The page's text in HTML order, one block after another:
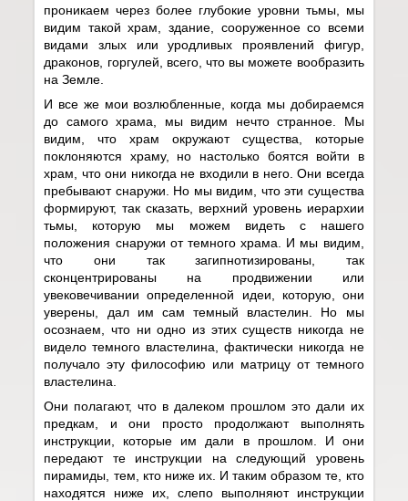
проникаем через более глубокие уровни тьмы, мы
видим такой храм, здание, сооруженное со всеми
видами злых или уродливых проявлений фигур,
драконов, горгулей, всего, что вы можете вообразить
на Земле.
И все же мои возлюбленные, когда мы добираемся
до самого храма, мы видим нечто странное. Мы
видим, что храм окружают существа, которые
поклоняются храму, но настолько боятся войти в
храм, что они никогда не входили в него. Они всегда
пребывают снаружи. Но мы видим, что эти существа
формируют, так сказать, верхний уровень иерархии
тьмы, которую мы можем видеть с нашего
положения снаружи от темного храма. И мы видим,
что они так загипнотизированы, так
сконцентрированы на продвижении или
увековечивании определенной идеи, которую, они
уверены, дал им сам темный властелин. Но мы
осознаем, что ни одно из этих существ никогда не
видело темного властелина, фактически никогда не
получало эту философию или матрицу от темного
властелина.
Они полагают, что в далеком прошлом это дали их
предкам, и они просто продолжают выполнять
инструкции, которые им дали в прошлом. И они
передают те инструкции на следующий уровень
пирамиды, тем, кто ниже их. И таким образом те, кто
находятся ниже их, слепо выполняют инструкции